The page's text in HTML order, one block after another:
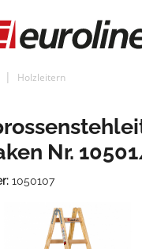
Holzleitern
Nr.
1050107